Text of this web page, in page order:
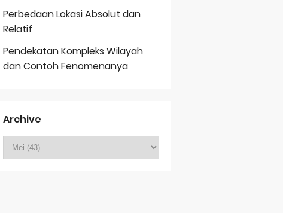
Perbedaan Lokasi Absolut dan
Relatif
Pendekatan Kompleks Wilayah
dan Contoh Fenomenanya
Archive